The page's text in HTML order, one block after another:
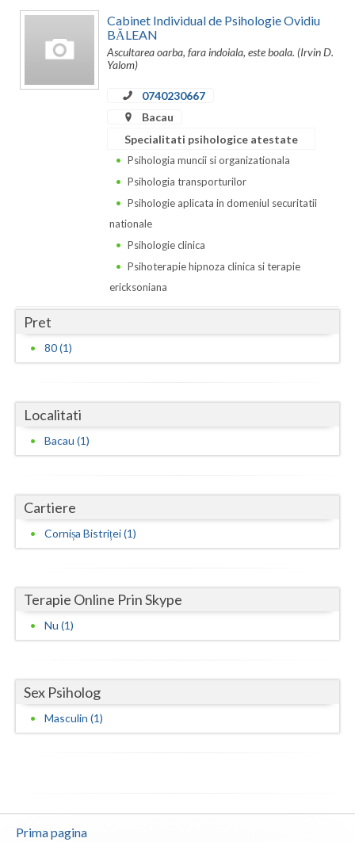
Cluj
Constanta
Ialomita
Maramures
Mehedinti
Neamt
Olt
Salaj
Satu-Mare
Suceava
Valcea
Cabinet Individual de Psihologie Ovidiu
BĂLEAN
Ascultarea oarba, fara indoiala, este boala. (Irvin D.
Yalom)
0740230667
Bacau
Specialitati psihologice atestate
Psihologia muncii si organizationala
Psihologia transporturilor
Psihologie aplicata in domeniul securitatii
nationale
Psihologie clinica
Psihoterapie hipnoza clinica si terapie
ericksoniana
Pret
80 (1)
Localitati
Bacau (1)
Cartiere
Cornișa Bistriței (1)
Terapie Online Prin Skype
Nu (1)
Sex Psiholog
Masculin (1)
Prima pagina